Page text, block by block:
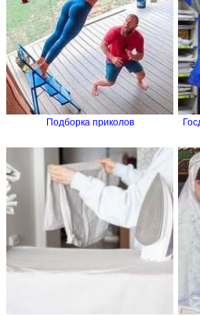
Подборка приколов